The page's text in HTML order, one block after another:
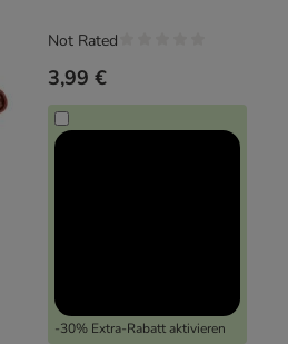
3,99 €
-30% Extra-Rabatt aktivieren
Not Rated